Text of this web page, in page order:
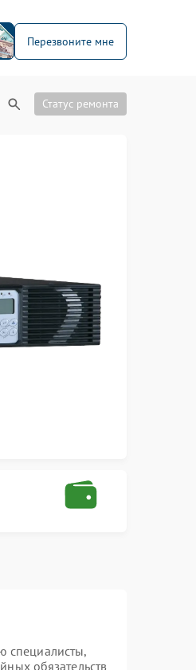
Перезвоните мне
Статус ремонта
специалисты,
обязательств